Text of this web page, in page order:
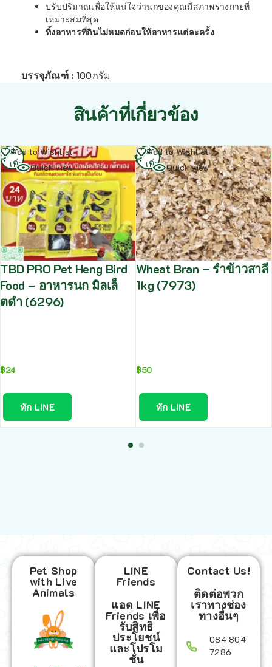
ปรับปริมาณเพื่อให้แน่ใจว่านกของคุณมีสภาพร่างกายที่
เหมาะสมที่สุด
ทิ้งอาหารที่กินไม่หมดก่อนให้อาหารแต่ละครั้ง
บรรจุภัณฑ์ : 100กรัม
สินค้าที่เกี่ยวข้อง
Add to Wishlist
Quick view
TBD PRO Pet Heng Bird
Food – อาหารนก มิลเล็
ตดำ (6296)
฿24
ทัก LINE
อ่าน
เพิ่ม
Add to Wishlist
Quick view
Wheat Bran – รำข้าวสาลี
1kg (7973)
฿50
ทัก LINE
อ่าน
เพิ่ม
Pet Shop
with Live
Animals
LINE
Friends
แอด LINE
Friends เพื่อ
รับสิทธิ
ประโยชน์
และโปรโม
ชั่น
Contact Us!
ติดต่อพวก
เราทางช่อง
ทางอื่นๆ
084 804
7286